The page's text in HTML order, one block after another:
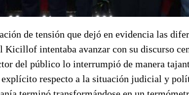
de tensión que dejó en evidencia las
intentaba avanzar con su discurso
del público lo interrumpió de manera
respecto a la situación judicial y